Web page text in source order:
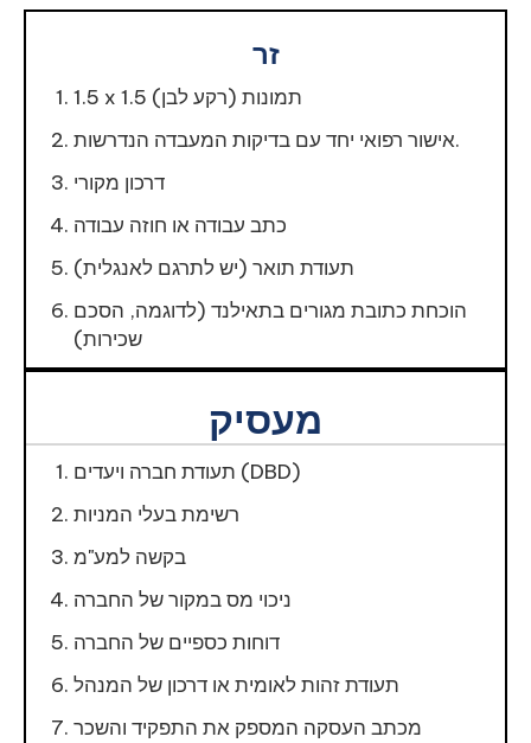
זר
1.5 x 1.5 תמונות (רקע לבן)
אישור רפואי יחד עם בדיקות המעבדה הנדרשות.
דרכון מקורי
כתב עבודה או חוזה עבודה
תעודת תואר (יש לתרגם לאנגלית)
הוכחת כתובת מגורים בתאילנד (לדוגמה, הסכם
שכירות)
מעסיק
תעודת חברה ויעדים (DBD)
רשימת בעלי המניות
בקשה למע"מ
ניכוי מס במקור של החברה
דוחות כספיים של החברה
תעודת זהות לאומית או דרכון של המנהל
מכתב העסקה המספק את התפקיד והשכר